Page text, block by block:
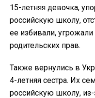
15-летняя девочка,
российскую школу,
ее избивали,
родительских прав.
Также вернулись в
4-летняя сестра. Их
российскую школу, из-